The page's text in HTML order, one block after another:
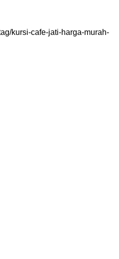
kursi-cafe-jati-harga-murah-